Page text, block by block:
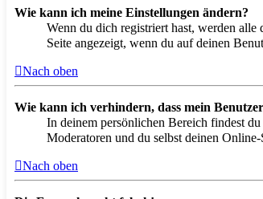
Wie kann ich meine Einstellungen ändern?
Wenn du dich registriert hast, werden
Seite angezeigt, wenn du auf deinen
Nach oben
Wie kann ich verhindern, dass mein
In deinem persönlichen Bereich findest
Moderatoren und du selbst deinen
Nach oben